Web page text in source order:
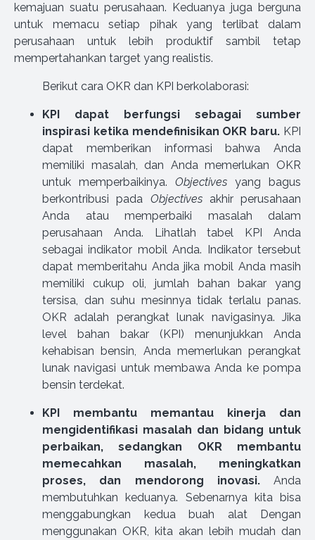
kemajuan suatu perusahaan. Keduanya juga berguna
untuk memacu setiap pihak yang terlibat dalam
perusahaan untuk lebih produktif sambil tetap
mempertahankan target yang realistis.
Berikut cara OKR dan KPI berkolaborasi:
KPI dapat berfungsi sebagai sumber
inspirasi ketika mendefinisikan OKR baru. KPI
dapat memberikan informasi bahwa Anda
memiliki masalah, dan Anda memerlukan OKR
untuk memperbaikinya. Objectives yang bagus
berkontribusi pada Objectivesakhir perusahaan
Anda atau memperbaiki masalah dalam
perusahaan Anda. Lihatlah tabel KPI Anda
sebagai indikator mobil Anda. Indikator tersebut
dapat memberitahu Anda jika mobil Anda masih
memiliki cukup oli, jumlah bahan bakar yang
tersisa, dan suhu mesinnya tidak terlalu panas.
OKR adalah perangkat lunak navigasinya. Jika
level bahan bakar (KPI) menunjukkan Anda
kehabisan bensin, Anda memerlukan perangkat
lunak navigasi untuk membawa Anda ke pompa
bensin terdekat.
KPI membantu memantau kinerja dan
mengidentifikasi masalah dan bidang untuk
perbaikan, sedangkan OKR membantu
memecahkan masalah, meningkatkan
proses, dan mendorong inovasi.Anda
membutuhkan keduanya. Sebenarnya kita bisa
menggabungkan kedua buah alat Dengan
menggunakan OKR, kita akan lebih mudah dan